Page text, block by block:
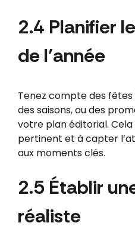
2.4 Planifier
de l’année
Tenez compte des
des saisons, ou des
votre plan éditorial.
pertinent et à capter
aux moments clés.
2.5 Établir
réaliste